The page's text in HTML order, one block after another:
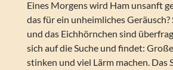
Eines Morgens wird Ham unsanft
das für ein unheimliches
und das Eichhörnchen sind
sich auf die Suche und findet:
stinken und viel Lärm machen. Das